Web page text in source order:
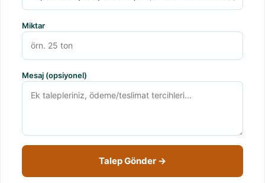
Miktar
Mesaj (opsiyonel)
Talep Gönder →